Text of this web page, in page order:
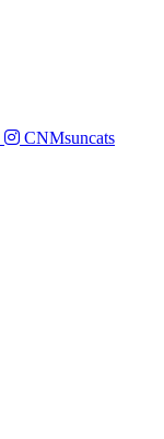
CNMsuncats